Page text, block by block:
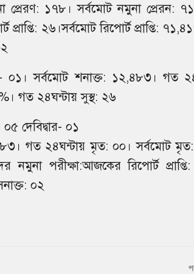
প্রেরণ: ১৭৮। সর্বমােট নমুনা প্রেরন:
প্রাপ্তি: ২৬।সর্বমােট রিপোর্ট প্রাপ্তি:
০১। সর্বমােট শনাক্ত: ১২,৪৮৩। গত
গত ২৪ঘন্টায় সুস্থ: ২৬
দেবিদ্বার- ০১
গত ২৪ঘন্টায় মৃত: ০০। সর্বমােট
নমুনা পরীক্ষা:আজকের রিপোর্ট
০২